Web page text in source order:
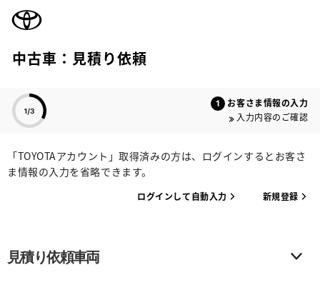
中古車：見積り依頼
お客さま情報の入力
入力内容のご確認
「TOYOTAアカウント」取得済みの方は、ログインするとお客さ
ま情報の入力を省略できます。
ログインして自動入力 新規登録
見積り依頼車両